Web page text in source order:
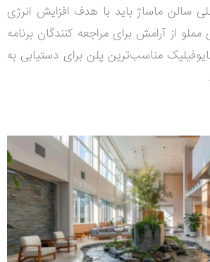
سالن ماساژ باید با هدف افزایش انرژی
از آرامش برای مراجعه کنندگان برنامه
مناسب‌ترین پلن برای دستیابی به